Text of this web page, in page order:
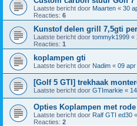
Laatste bericht door Maarten « 30
Reacties: 6
Kunstof delen grill 7,5gti
Laatste bericht door tommyk1999 «
Reacties: 1
koplampen gti
Laatste bericht door Nadim « 09 apr
[Golf 5 GTI] trekhaak
Laatste bericht door GTImarkie «
Opties Koplampen met
Laatste bericht door Ralf GTI ed30 «
Reacties: 2